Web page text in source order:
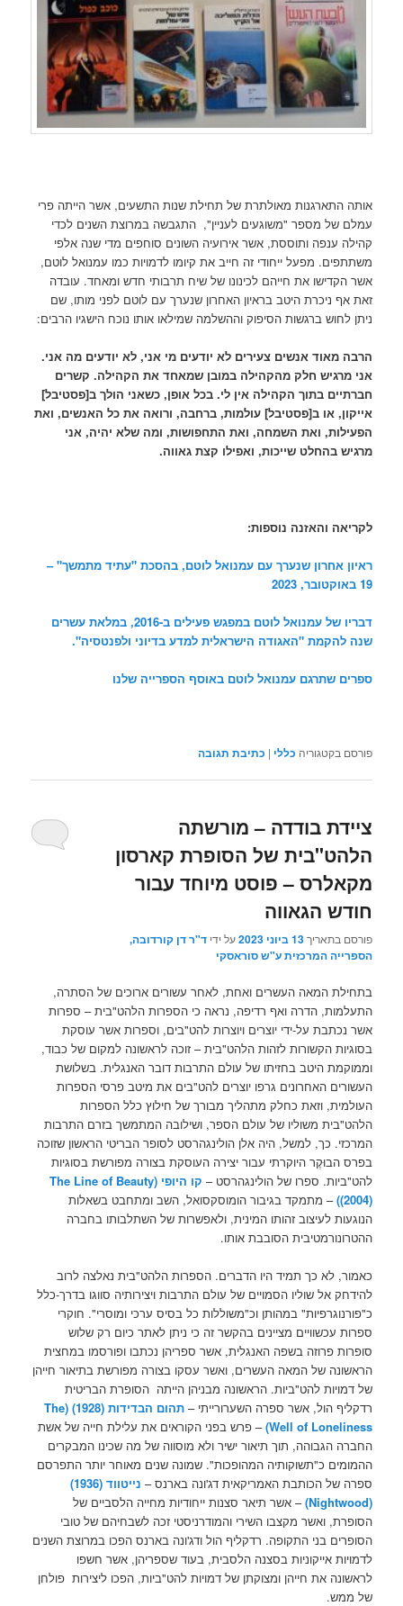
אותה התארגנות מאולתרת של תחילת שנות התשעים, אשר הייתה פרי
עמלם של מספר "משוגעים לעניין", התגבשה במרוצת השנים לכדי
קהילה ענפה ותוססת, אשר אירועיה השונים סוחפים מדי שנה אלפי
משתתפים. מפעל ייחודי זה חייב את קיומו לדמויות כמו עמנואל לוטם,
אשר הקדישו את חייהם לכינונו של שיח תרבותי חדש ומאחד. עובדה
זאת אף ניכרת היטב בראיון האחרון שנערך עם לוטם לפני מותו, שם
ניתן לחוש ברגשות הסיפוק וההשלמה שמילאו אותו נוכח הישגיו הרבים:
הרבה מאוד אנשים צעירים לא יודעים מי אני, לא יודעים מה אני.
אני מרגיש חלק מהקהילה במובן שמאחד את הקהילה. קשרים
חברתיים בתוך הקהילה אין לי. בכל אופן, כשאני הולך ב[פסטיבל]
אייקון, או ב[פסטיבל] עולמות, ברחבה, ורואה את כל האנשים, ואת
הפעילות, ואת השמחה, ואת התחפושות, ומה שלא יהיה, אני
מרגיש בהחלט שייכות, ואפילו קצת גאווה.
לקריאה והאזנה נוספות:
ראיון אחרון שנערך עם עמנואל לוטם, בהסכת "עתיד מתמשך" –
19 באוקטובר, 2023
דבריו של עמנואל לוטם במפגש פעילים ב-2016, במלאת עשרים
שנה להקמת "האגודה הישראלית למדע בדיוני ולפנטסיה".
ספרים שתרגם עמנואל לוטם באוסף הספרייה שלנו
פורסם בקטגוריה כללי | כתיבת תגובה
ציידת בודדה – מורשתה
הלהט"בית של הסופרת קארסון
מקאלרס – פוסט מיוחד עבור
חודש הגאווה
פורסם בתאריך13 ביוני 2023 על ידיד"ר דן קורדובה,
הספרייה המרכזית ע"ש סוראסקי
בתחילת המאה העשרים ואחת, לאחר עשורים ארוכים של הסתרה,
התעלמות, הדרה ואף רדיפה, נראה כי הספרות הלהט"בית – ספרות
אשר נכתבת על-ידי יוצרים ויוצרות להט"בים, וספרות אשר עוסקת
בסוגיות הקשורות לזהות הלהט"בית – זוכה לראשונה למקום של כבוד,
וממוקמת היטב בחזיתו של עולם התרבות דובר האנגלית. בשלושת
העשורים האחרונים גרפו יוצרים להט"בים את מיטב פרסי הספרות
העולמית, וזאת כחלק מתהליך מבורך של חילוץ כלל הספרות
הלהט"בית משוליו של עולם הספר, ושילובה המתמשך בזרם התרבות
המרכזי. כך, למשל, היה אלן הולינגהרסט לסופר הבריטי הראשון שזוכה
בפרס הבוּקֶר היוקרתי עבור יצירה העוסקת בצורה מפורשת בסוגיות
להט"ביות. ספרו של הולינגהרסט – קו היופי The Line of Beauty)
(2004)) – מתמקד בגיבור הומוסקסואל, השב ומתחבט בשאלות
הנוגעות לעיצוב זהותו המינית, ולאפשרות של השתלבותו בחברה
ההטרונורמטיבית הסובבת אותו.
כאמור, לא כך תמיד היו הדברים. הספרות הלהט"בית נאלצה לרוב
להידחק אל שוליו הסמויים של עולם התרבות ויצירותיה סווגו בדרך-כלל
כ"פורנוגרפיות" במהותן וכ"משוללות כל בסיס ערכי ומוסרי". חוקרי
ספרות עכשוויים מציינים בהקשר זה כי ניתן לאתר כיום רק שלוש
סופרות פרוזה בשפה האנגלית, אשר ספריהן נכתבו ופורסמו במחצית
הראשונה של המאה העשרים, ואשר עסקו בצורה מפורשת בתיאור חייהן
של דמויות להט"ביות. הראשונה מבניהן הייתה הסופרת הבריטית
רדקליף הול, אשר ספרה השערורייתי –תהום הבדידות (1928)
(The
Well of Loneliness) – פרש בפני הקוראים את עלילת חייה של אשת
החברה הגבוהה, תוך תיאור ישיר ולא מוסווה של מה שכינו המבקרים
ההמומים כ"תשוקותיה המהופכות". שמונה שנים מאוחר יותר התפרסם
ספרה של הכותבת האמריקאית דג'ונה בארנס – נייטווד
(1936)
(Nightwood)
– אשר תיאר סצנות ייחודיות מחייה הלסביים של
הסופרת, ואשר מקצבו השירי והמודרניסטי זכה לשבחיהם של טובי
הסופרים בני התקופה. רדקליף הול ודג'ונה בארנס הפכו במרוצת השנים
לדמויות אייקוניות בסצנה הלסבית, בעוד שספריהן, אשר חשפו
לראשונה את חייהן ומצוקתן של דמויות להט"ביות, הפכו ליצירות פולחן
של ממש.